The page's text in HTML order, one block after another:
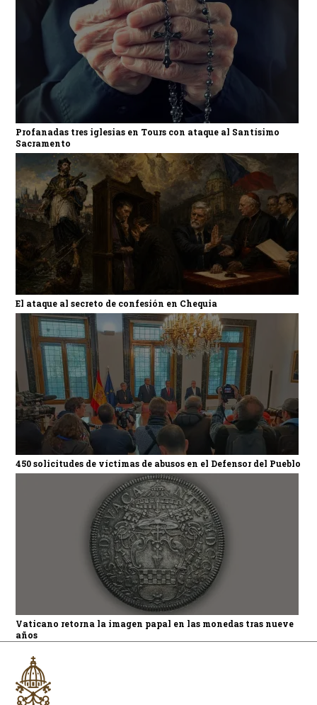
Profanadas tres iglesias en Tours con ataque al Santísimo
Sacramento
El ataque al secreto de confesión en Chequia
450 solicitudes de víctimas de abusos en el Defensor del Pueblo
Vaticano retorna la imagen papal en las monedas tras nueve
años